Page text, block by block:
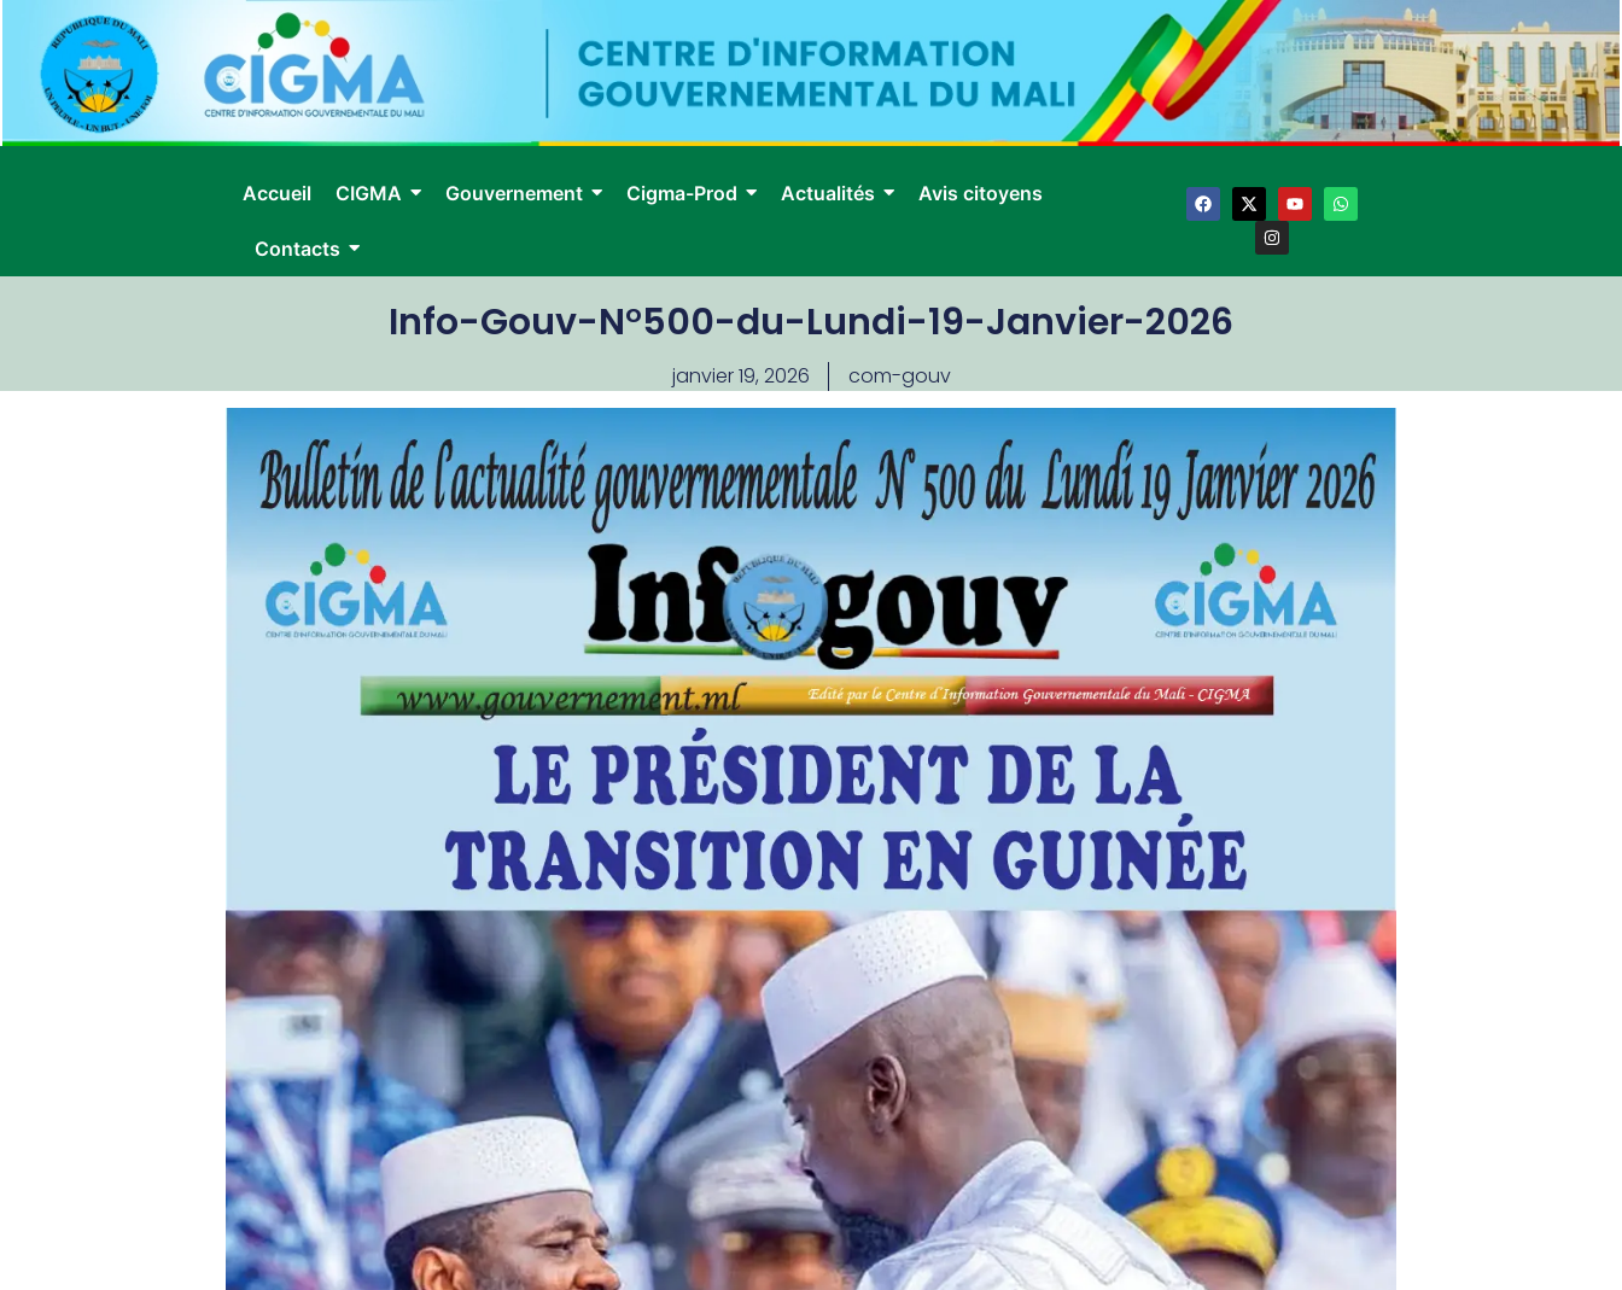
Accueil CIGMA Gouvernement Cigma-Prod Actualités Avis citoyens
Contacts
Info-Gouv-N°500-du-Lundi-19-Janvier-2026
janvier 19, 2026 com-gouv